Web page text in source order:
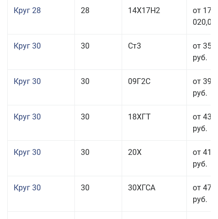
Круг 28 28 14Х17Н2
от 179
020,00
Круг 30 30 Ст3
от 35
руб.
Круг 30 30 09Г2С
от 39
руб.
Круг 30 30 18ХГТ
от 43
руб.
Круг 30 30 20Х
от 41
руб.
Круг 30 30 30ХГСА
от 47
руб.